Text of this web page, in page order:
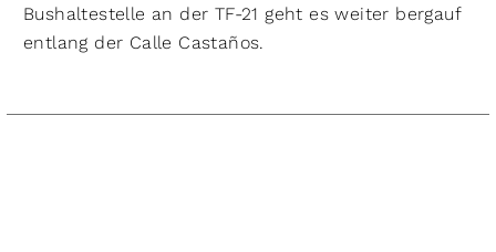
Bushaltestelle an der TF-21 geht es weiter bergauf
entlang der Calle Castaños.​